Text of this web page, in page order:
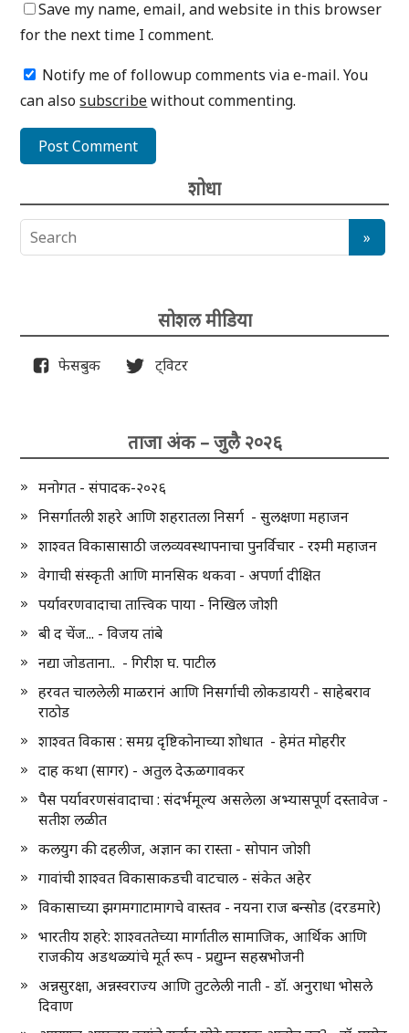
Save my name, email, and website in this browser
for the next time I comment.
Notify me of followup comments via e-mail. You
can alsosubscribewithout commenting.
शोधा
सोशल मीडिया
फेसबुक ट्विटर
ताजा अंक – जुलै २०२६
मनोगत - संपादक-२०२६
निसर्गातली शहरे आणि शहरातला निसर्ग - सुलक्षणा महाजन
शाश्वत विकासासाठी जलव्यवस्थापनाचा पुनर्विचार - रश्मी महाजन
वेगाची संस्कृती आणि मानसिक थकवा - अपर्णा दीक्षित
पर्यावरणवादाचा तात्त्विक पाया - निखिल जोशी
बी द चेंज... - विजय तांबे
नद्या जोडताना.. - गिरीश घ. पाटील
हरवत चाललेली माळरानं आणि निसर्गाची लोकडायरी - साहेबराव
राठोड
शाश्वत विकास : समग्र दृष्टिकोनाच्या शोधात - हेमंत मोहरीर
दाह कथा (सागर) - अतुल देऊळगावकर
पैस पर्यावरणसंवादाचा : संदर्भमूल्य असलेला अभ्यासपूर्ण दस्तावेज -
सतीश लळीत
कलयुग की दहलीज, अज्ञान का रास्ता - सोपान जोशी
गावांची शाश्वत विकासाकडची वाटचाल - संकेत अहेर
विकासाच्या झगमगाटामागचे वास्तव - नयना राज बन्सोड (दरडमारे)
भारतीय शहरे: शाश्वततेच्या मार्गातील सामाजिक, आर्थिक आणि
राजकीय अडथळ्यांचे मूर्त रूप - प्रद्युम्न सहस्रभोजनी
अन्नसुरक्षा, अन्नस्वराज्य आणि तुटलेली नाती - डॉ. अनुराधा भोसले
दिवाण